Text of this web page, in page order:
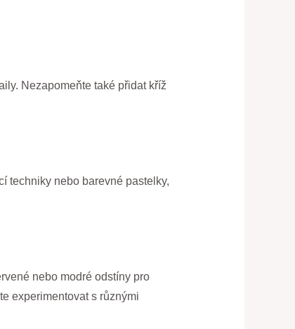
Nezapomeňte také přidat kříž
techniky nebo barevné pastelky,
nebo modré odstíny pro
experimentovat s různými